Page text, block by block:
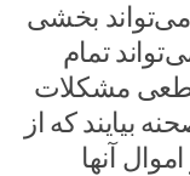
بخشی
تمام
مشکلات
بیایند که از
آنها